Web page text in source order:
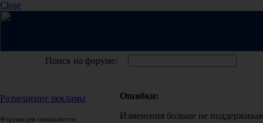
Close
Поиск на форуме:
Размещение рекламы
Форумы для специалистов:
Ошибки:
Изменения больше не